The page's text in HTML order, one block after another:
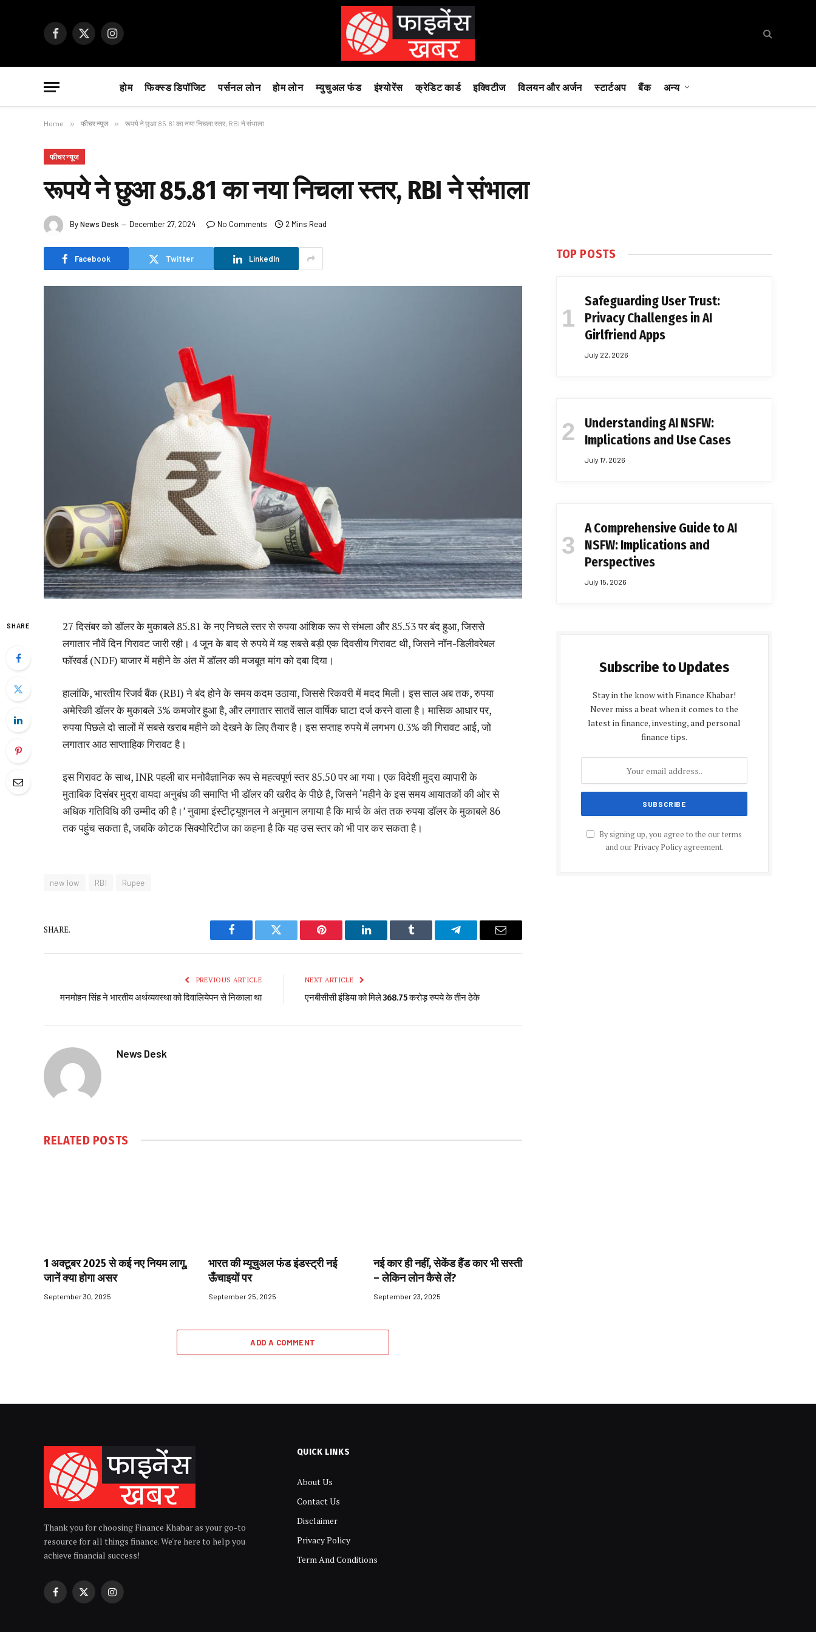
Facebook
X
Instagram
होम फिक्स्ड डिपॉजिट पर्सनल लोन होम लोन म्युचुअल फंड इंश्योरेंस क्रेडिट कार्ड इक्विटीज विलयन और अर्जन स्टार्टअप बैंक अन्य
Home » फीचर न्यूज » रूपये ने छुआ 85.81 का नया निचला स्तर, RBI ने संभाला
फीचर न्यूज
रूपये ने छुआ 85.81 का नया निचला स्तर, RBI ने संभाला
ByNews Desk December 27, 2024 No Comments 2 Mins Read
Facebook Twitter LinkedIn
SHARE
27 दिसंबर को डॉलर के मुकाबले 85.81 के नए निचले स्तर से रुपया आंशिक रूप से संभला और 85.53 पर बंद हुआ, जिससे
लगातार नौवें दिन गिरावट जारी रही। 4 जून के बाद से रुपये में यह सबसे बड़ी एक दिवसीय गिरावट थी, जिसने नॉन-डिलीवरेबल
फॉरवर्ड (NDF) बाजार में महीने के अंत में डॉलर की मजबूत मांग को दबा दिया।
हालांकि, भारतीय रिजर्व बैंक (RBI) ने बंद होने के समय कदम उठाया, जिससे रिकवरी में मदद मिली। इस साल अब तक, रुपया
अमेरिकी डॉलर के मुकाबले 3% कमजोर हुआ है, और लगातार सातवें साल वार्षिक घाटा दर्ज करने वाला है। मासिक आधार पर,
रुपया पिछले दो सालों में सबसे खराब महीने को देखने के लिए तैयार है। इस सप्ताह रुपये में लगभग 0.3% की गिरावट आई, जो
लगातार आठ साप्ताहिक गिरावट है।
इस गिरावट के साथ, INR पहली बार मनोवैज्ञानिक रूप से महत्वपूर्ण स्तर 85.50 पर आ गया। एक विदेशी मुद्रा व्यापारी के
मुताबिक दिसंबर मुद्रा वायदा अनुबंध की समाप्ति भी डॉलर की खरीद के पीछे है, जिसने ‘महीने के इस समय आयातकों की ओर से
अधिक गतिविधि की उम्मीद की है।’ नुवामा इंस्टीट्यूशनल ने अनुमान लगाया है कि मार्च के अंत तक रुपया डॉलर के मुकाबले 86
तक पहुंच सकता है, जबकि कोटक सिक्योरिटीज का कहना है कि यह उस स्तर को भी पार कर सकता है।
new low RBI Rupee
SHARE.
Facebook Twitter Pinterest LinkedIn Tumblr Telegram Email
PREVIOUS ARTICLE
मनमोहन सिंह ने भारतीय अर्थव्यवस्था को दिवालियेपन से निकाला था
NEXT ARTICLE
एनबीसीसी इंडिया को मिले 368.75 करोड़ रुपये के तीन ठेके
News Desk
RELATED POSTS
1 अक्टूबर 2025 से कई नए नियम लागू,
जानें क्या होगा असर
September 30, 2025
भारत की म्यूचुअल फंड इंडस्ट्री नई
ऊँचाइयों पर
September 25, 2025
नई कार ही नहीं, सेकेंड हैंड कार भी सस्ती
– लेकिन लोन कैसे लें?
September 23, 2025
ADD A COMMENT
TOP POSTS
Safeguarding User Trust:
Privacy Challenges in AI
Girlfriend Apps
July 22, 2026
Understanding AI NSFW:
Implications and Use Cases
July 17, 2026
A Comprehensive Guide to AI
NSFW: Implications and
Perspectives
July 15, 2026
Subscribe to Updates
Stay in the know with Finance Khabar!
Never miss a beat when it comes to the
latest in finance, investing, and personal
finance tips.
By signing up, you agree to the our terms
and our Privacy Policyagreement.
Thank you for choosing Finance Khabar as your go-to
resource for all things finance. We're here to help you
achieve financial success!
Facebook
X
Instagram
QUICK LINKS
About Us
Contact Us
Disclaimer
Privacy Policy
Term And Conditions